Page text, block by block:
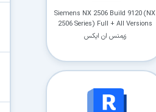
Siemens NX 2506 Build 9120 (NX
2506 Series) Full + All Versions
زیمنس ان ایکس